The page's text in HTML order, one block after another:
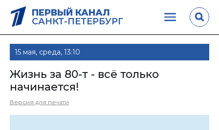
ПЕРВЫЙ КАНАЛ
САНКТ-ПЕТЕРБУРГ
15 мая, среда, 13:10
Жизнь за 80-т - всё только
начинается!
Версия для печати